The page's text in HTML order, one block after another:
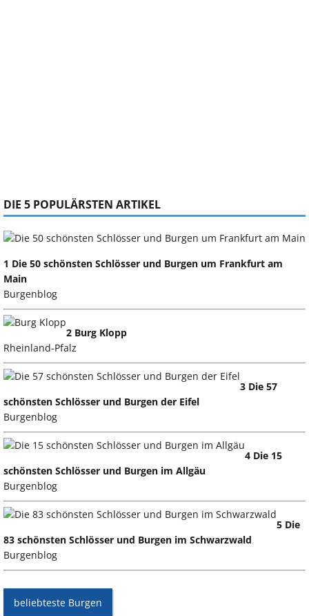
DIE 5 POPULÄRSTEN ARTIKEL
1 Die 50 schönsten Schlösser und Burgen um Frankfurt am
Main
Burgenblog
2 Burg Klopp
Rheinland-Pfalz
3 Die 57
schönsten Schlösser und Burgen der Eifel
Burgenblog
4 Die 15
schönsten Schlösser und Burgen im Allgäu
Burgenblog
5 Die
83 schönsten Schlösser und Burgen im Schwarzwald
Burgenblog
beliebteste Burgen